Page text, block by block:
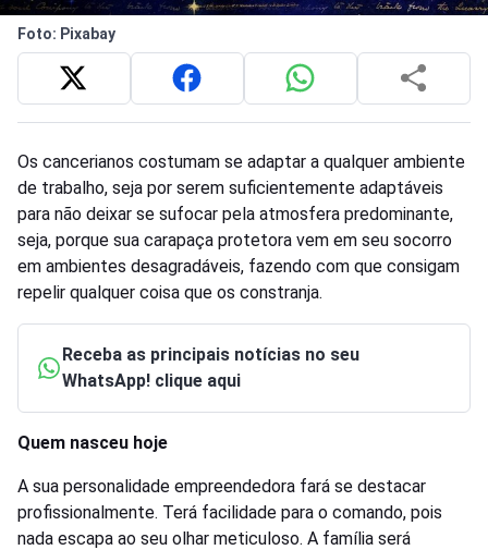
Foto: Pixabay
Os cancerianos costumam se adaptar a qualquer ambiente
de trabalho, seja por serem suficientemente adaptáveis
para não deixar se sufocar pela atmosfera predominante,
seja, porque sua carapaça protetora vem em seu socorro
em ambientes desagradáveis, fazendo com que consigam
repelir qualquer coisa que os constranja.
Receba as principais notícias no seu
WhatsApp! clique aqui
Quem nasceu hoje
A sua personalidade empreendedora fará se destacar
profissionalmente. Terá facilidade para o comando, pois
nada escapa ao seu olhar meticuloso. A família será